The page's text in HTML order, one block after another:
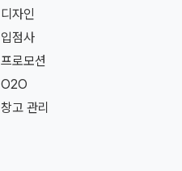
디자인
입점사
프로모션
O2O
창고 관리